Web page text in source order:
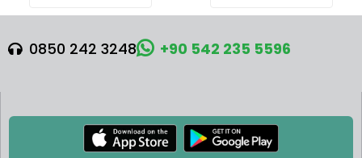
0850 242 3248 +90 542 235 5596